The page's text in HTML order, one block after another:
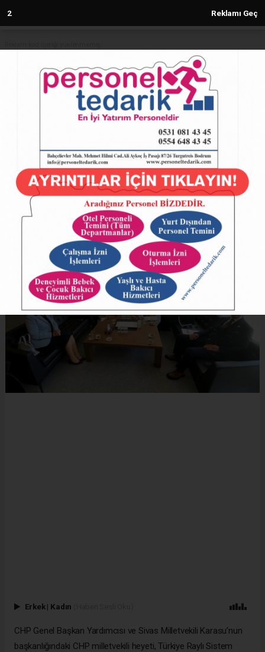
1 Reklamı Geç
Anasayfa
CHP’li Vekiller Türasaş Genel
Müdürlüğünü ziyaret etti
30.05.2024 - 13:28, Güncelleme: 30.05.2024 - 13:28
4926+ kez okundu.
ABONE OL
Erkek | Kadın
CHP Genel Başkan Yardımcısı ve Sivas Milletvekili Karasu’nun
başkanlığındaki CHP milletvekili heyeti, Türkiye Raylı Sistem